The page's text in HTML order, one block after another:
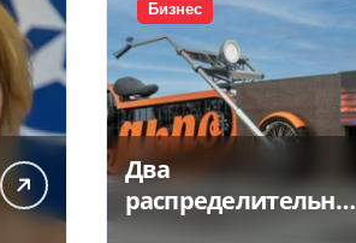
Бизнес
Два
распределительны
х центра «Сільпо»